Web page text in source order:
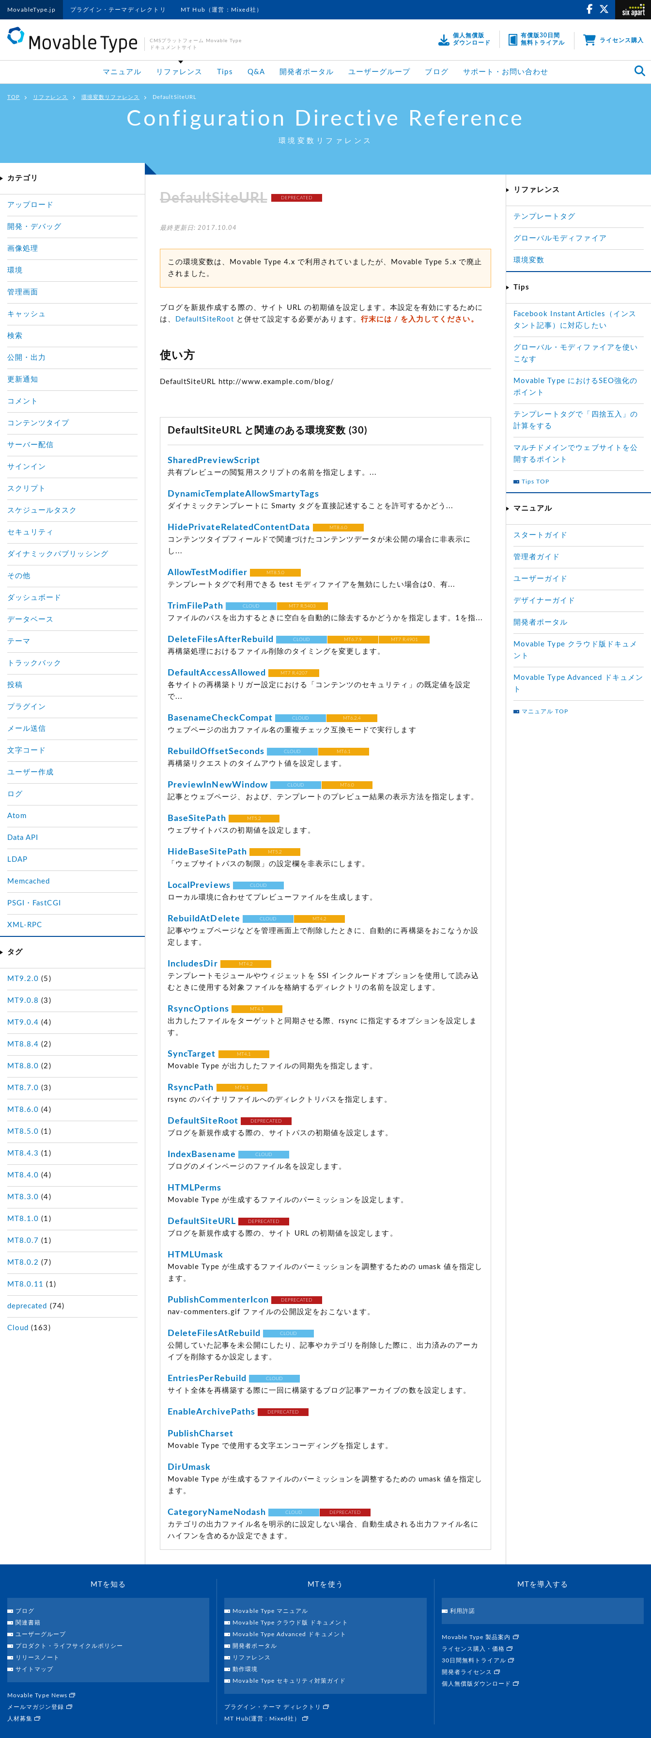
MovableType.jp プラグイン・テーマディレクトリ MT Hub（運営：Mixed社）
CMSプラットフォーム Movable Type
ドキュメントサイト
個人無償版
ダウンロード
有償版30日間
無料トライアル
ライセンス購入
マニュアル リファレンス Tips Q&A 開発者ポータル ユーザーグループ ブログ サポート・お問い合わせ
TOP リファレンス 環境変数リファレンス DefaultSiteURL
Configuration Directive Reference
環境変数リファレンス
DefaultSiteURL DEPRECATED
最終更新日: 2017.10.04
この環境変数は、Movable Type 4.x で利用されていましたが、Movable Type 5.x で廃止
されました。
ブログを新規作成する際の、サイト URL の初期値を設定します。本設定を有効にするために
は、
DefaultSiteRoot と併せて設定する必要があります。 行末には / を入力してください。
使い方
DefaultSiteURL http://www.example.com/blog/
DefaultSiteURL と関連のある環境変数 (30)
SharedPreviewScript
共有プレビューの閲覧用スクリプトの名前を指定します。...
DynamicTemplateAllowSmartyTags
ダイナミックテンプレートに Smarty タグを直接記述することを許可するかどう...
HidePrivateRelatedContentData MT8.6.0
コンテンツタイプフィールドで関連づけたコンテンツデータが未公開の場合に非表示に
し...
AllowTestModifier MT8.5.0
テンプレートタグで利用できる test モディファイアを無効にしたい場合は0、有...
TrimFilePath CLOUD MT7 R.5403
ファイルのパスを出力するときに空白を自動的に除去するかどうかを指定します。1を指...
DeleteFilesAfterRebuild CLOUD MT6.7.9 MT7 R.4901
再構築処理におけるファイル削除のタイミングを変更します。
DefaultAccessAllowed MT7 R.4207
各サイトの再構築トリガー設定における「コンテンツのセキュリティ」の既定値を設定
で...
BasenameCheckCompat CLOUD MT6.2.4
ウェブページの出力ファイル名の重複チェック互換モードで実行します
RebuildOffsetSeconds CLOUD MT6.1
再構築リクエストのタイムアウト値を設定します。
PreviewInNewWindow CLOUD MT6.0
記事とウェブページ、および、テンプレートのプレビュー結果の表示方法を指定します。
BaseSitePath MT5.2
ウェブサイトパスの初期値を設定します。
HideBaseSitePath MT5.2
「ウェブサイトパスの制限」の設定欄を非表示にします。
LocalPreviews CLOUD
ローカル環境に合わせてプレビューファイルを生成します。
RebuildAtDelete CLOUD MT4.2
記事やウェブページなどを管理画面上で削除したときに、自動的に再構築をおこなうか設
定します。
IncludesDir MT4.2
テンプレートモジュールやウィジェットを SSI インクルードオプションを使用して読み込
むときに使用する対象ファイルを格納するディレクトリの名前を設定します。
RsyncOptions MT4.1
出力したファイルをターゲットと同期させる際、rsync に指定するオプションを設定しま
す。
SyncTarget MT4.1
Movable Type が出力したファイルの同期先を指定します。
RsyncPath MT4.1
rsync のバイナリファイルへのディレクトリパスを指定します。
DefaultSiteRoot DEPRECATED
ブログを新規作成する際の、サイトパスの初期値を設定します。
IndexBasename CLOUD
ブログのメインページのファイル名を設定します。
HTMLPerms
Movable Type が生成するファイルのパーミッションを設定します。
DefaultSiteURL DEPRECATED
ブログを新規作成する際の、サイト URL の初期値を設定します。
HTMLUmask
Movable Type が生成するファイルのパーミッションを調整するための umask 値を指定し
ます。
PublishCommenterIcon DEPRECATED
nav-commenters.gif ファイルの公開設定をおこないます。
DeleteFilesAtRebuild CLOUD
公開していた記事を未公開にしたり、記事やカテゴリを削除した際に、出力済みのアーカ
イブを削除するか設定します。
EntriesPerRebuild CLOUD
サイト全体を再構築する際に一回に構築するブログ記事アーカイブの数を設定します。
EnableArchivePaths DEPRECATED
PublishCharset
Movable Type で使用する文字エンコーディングを指定します。
DirUmask
Movable Type が生成するファイルのパーミッションを調整するための umask 値を指定し
ます。
CategoryNameNodash CLOUD DEPRECATED
カテゴリの出力ファイル名を明示的に設定しない場合、自動生成される出力ファイル名に
ハイフンを含めるか設定できます。
カテゴリ
アップロード
開発・デバッグ
画像処理
環境
管理画面
キャッシュ
検索
公開・出力
更新通知
コメント
コンテンツタイプ
サーバー配信
サインイン
スクリプト
スケジュールタスク
セキュリティ
ダイナミックパブリッシング
その他
ダッシュボード
データベース
テーマ
トラックバック
投稿
プラグイン
メール送信
文字コード
ユーザー作成
ログ
Atom
Data API
LDAP
Memcached
PSGI・FastCGI
XML-RPC
タグ
MT9.2.0 (5)
MT9.0.8 (3)
MT9.0.4 (4)
MT8.8.4 (2)
MT8.8.0 (2)
MT8.7.0 (3)
MT8.6.0 (4)
MT8.5.0 (1)
MT8.4.3 (1)
MT8.4.0 (4)
MT8.3.0 (4)
MT8.1.0 (1)
MT8.0.7 (1)
MT8.0.2 (7)
MT8.0.11 (1)
deprecated (74)
Cloud (163)
リファレンス
テンプレートタグ
グローバルモディファイア
環境変数
Tips
Facebook Instant Articles（インス
タント記事）に対応したい
グローバル・モディファイアを使い
こなす
Movable Type におけるSEO強化の
ポイント
テンプレートタグで「四捨五入」の
計算をする
マルチドメインでウェブサイトを公
開するポイント
Tips TOP
マニュアル
スタートガイド
管理者ガイド
ユーザーガイド
デザイナーガイド
開発者ポータル
Movable Type クラウド版ドキュメ
ント
Movable Type Advanced ドキュメン
ト
マニュアル TOP
MTを知る
ブログ
関連書籍
ユーザーグループ
プロダクト・ライフサイクルポリシー
リリースノート
サイトマップ
Movable Type News
メールマガジン登録
人材募集
MTを使う
Movable Type マニュアル
Movable Type クラウド版 ドキュメント
Movable Type Advanced ドキュメント
開発者ポータル
リファレンス
動作環境
Movable Type セキュリティ対策ガイド
プラグイン・テーマ ディレクトリ
MT Hub(運営 : Mixed社）
MTを導入する
利用許諾
Movable Type 製品案内
ライセンス購入・価格
30日間無料トライアル
開発者ライセンス
個人無償版ダウンロード